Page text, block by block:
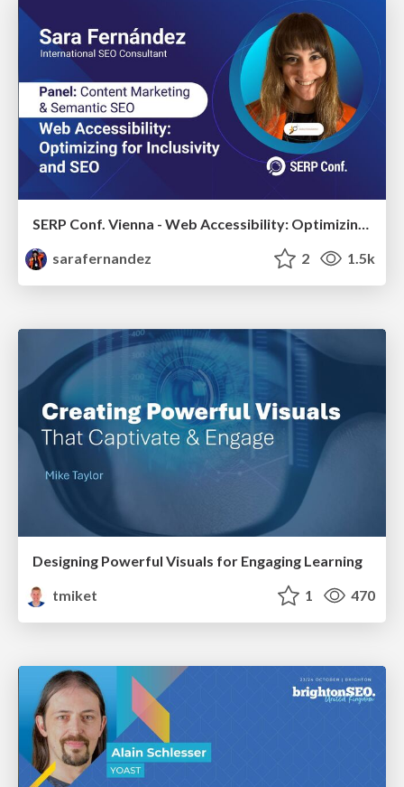
SERP Conf. Vienna - Web Accessibility: Optimizing for Inclusivity and SEO
sarafernandez
2 1.5k
Designing Powerful Visuals for Engaging Learning
tmiket
1 470